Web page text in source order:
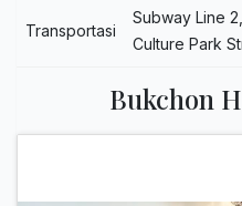
Transportasi
Subway Line
Culture Park
Bukchon